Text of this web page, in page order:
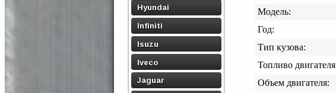
Hyundai
Infiniti
Isuzu
Iveco
Jaguar
Модель:
Год:
Тип кузова:
Топливо
Объем двигателя: